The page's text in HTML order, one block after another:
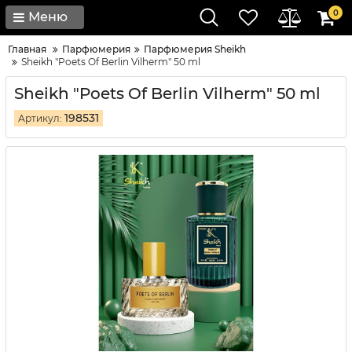
Меню 0
Главная Парфюмерия
Парфюмерия Sheikh
Sheikh "Poets Of Berlin Vilherm" 50 ml
Sheikh "Poets Of Berlin Vilherm" 50 ml
Артикул: 198531